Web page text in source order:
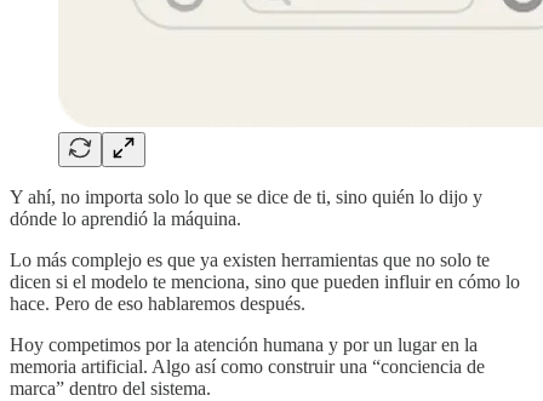
Y ahí, no importa solo lo que se dice de ti, sino quién lo dijo y
dónde lo aprendió la máquina.
Lo más complejo es que ya existen herramientas que no solo te
dicen si el modelo te menciona, sino que pueden influir en cómo lo
hace. Pero de eso hablaremos después.
Hoy competimos por la atención humana y por un lugar en la
memoria artificial. Algo así como construir una “conciencia de
marca” dentro del sistema.